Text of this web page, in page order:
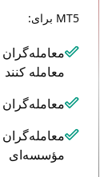
MT5 برای:
معامله کنند
معامله‌گران
مؤسسه‌ای